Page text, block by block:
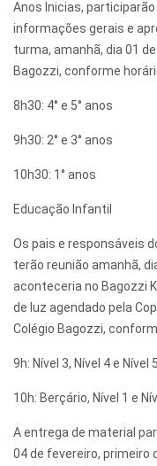
Anos Inicias,
informações gerais e
turma, amanhã, dia 01
Bagozzi, conforme
8h30: 4° e 5° anos
9h30: 2° e 3° anos
10h30: 1° anos
Educação Infantil
Os pais e responsáveis
terão reunião amanhã,
aconteceria no Bagozzi
de luz agendado pela
Colégio Bagozzi,
9h: Nível 3, Nível 4 e Nível 5
10h: Berçário, Nível 1 e
A entrega de material
04 de fevereiro, primeiro